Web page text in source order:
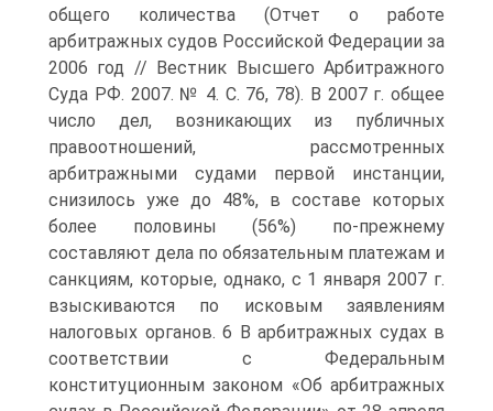
общего количества (Отчет о работе
арбитражных судов Российской Федерации за
2006 год // Вестник Высшего Арбитражного
Суда РФ. 2007. № 4. С. 76, 78). В 2007 г. общее
число дел, возникающих из публичных
правоотношений, рассмотренных
арбитражными судами первой инстанции,
снизилось уже до 48%, в составе которых
более половины (56%) по-прежнему
составляют дела по обязательным платежам и
санкциям, которые, однако, с 1 января 2007 г.
взыскиваются по исковым заявлениям
налоговых органов. 6 В арбитражных судах в
соответствии с Федеральным
конституционным законом «Об арбитражных